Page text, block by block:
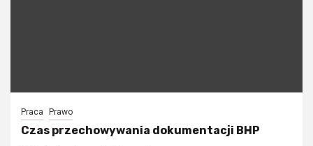
Praca Prawo
Czas przechowywania dokumentacji BHP